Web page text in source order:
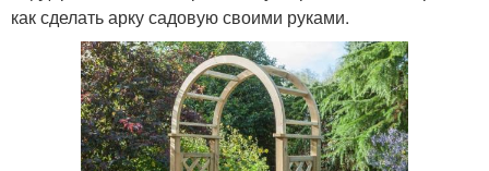
как сделать арку садовую своими руками.